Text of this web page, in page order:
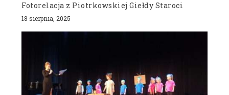
Fotorelacja z Piotrkowskiej Giełdy Staroci
18 sierpnia, 2025